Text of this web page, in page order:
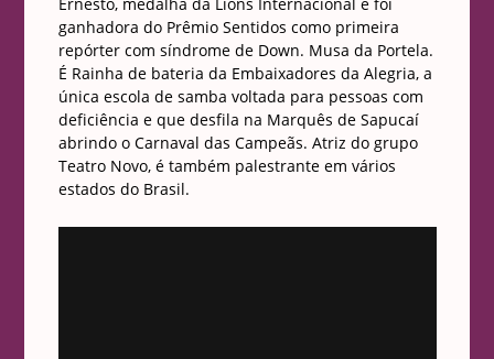
ganhadora do Prêmio Sentidos como primeira
repórter com síndrome de Down. Musa da Portela.
É Rainha de bateria da Embaixadores da Alegria, a
única escola de samba voltada para pessoas com
deficiência e que desfila na Marquês de Sapucaí
abrindo o Carnaval das Campeãs. Atriz do grupo
Teatro Novo, é também palestrante em vários
estados do Brasil.